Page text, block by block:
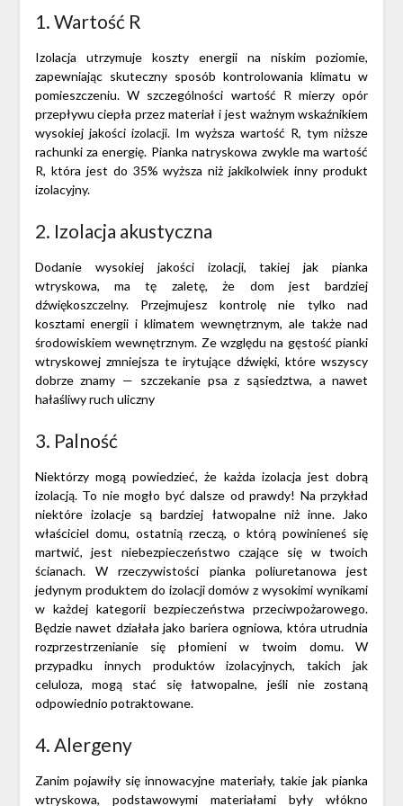
1. Wartość R
Izolacja utrzymuje koszty energii na niskim poziomie,
zapewniając skuteczny sposób kontrolowania klimatu w
pomieszczeniu. W szczególności wartość R mierzy opór
przepływu ciepła przez materiał i jest ważnym wskaźnikiem
wysokiej jakości izolacji. Im wyższa wartość R, tym niższe
rachunki za energię. Pianka natryskowa zwyklema wartość
R, która jest do 35% wyższa niż jakikolwiek inny produkt
izolacyjny.
2. Izolacja akustyczna
Dodanie wysokiej jakości izolacji, takiej jak pianka
wtryskowa, ma tę zaletę, że dom jest bardziej
dźwiękoszczelny. Przejmujesz kontrolę nie tylko nad
kosztami energii i klimatem wewnętrznym, ale także nad
środowiskiem wewnętrznym. Ze względu na gęstość pianki
wtryskowej zmniejsza te irytujące dźwięki, które wszyscy
dobrze znamy — szczekanie psa z sąsiedztwa, a nawet
hałaśliwy ruch uliczny
3. Palność
Niektórzy mogą powiedzieć, że każda izolacja jest dobrą
izolacją. To nie mogło być dalsze od prawdy! Na przykład
niektóre izolacje są bardziej łatwopalne niż inne. Jako
właściciel domu, ostatnią rzeczą, o którą powinieneś się
martwić, jest niebezpieczeństwo czające się w twoich
ścianach. W rzeczywistości pianka poliuretanowa jest
jedynym produktem do izolacji domów z wysokimi wynikami
w każdej kategorii bezpieczeństwa przeciwpożarowego.
Będzie nawet działała jako bariera ogniowa, która utrudnia
rozprzestrzenianie się płomieni w twoim domu. W
przypadku innych produktów izolacyjnych, takich jak
celuloza, mogą stać się łatwopalne, jeśli nie zostaną
odpowiednio potraktowane.
4. Alergeny
Zanim pojawiły się innowacyjne materiały, takie jak pianka
wtryskowa, podstawowymi materiałami były włókno